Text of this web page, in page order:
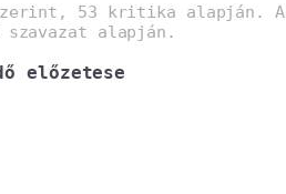
53 kritika alapján. A
alapján.
előzetese